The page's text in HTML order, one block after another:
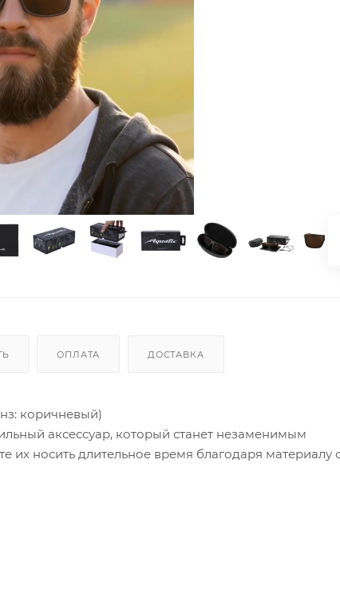
ОПЛАТА ДОСТАВКА
коричневый)
аксессуар, который станет незаменимым
носить длительное время благодаря материалу